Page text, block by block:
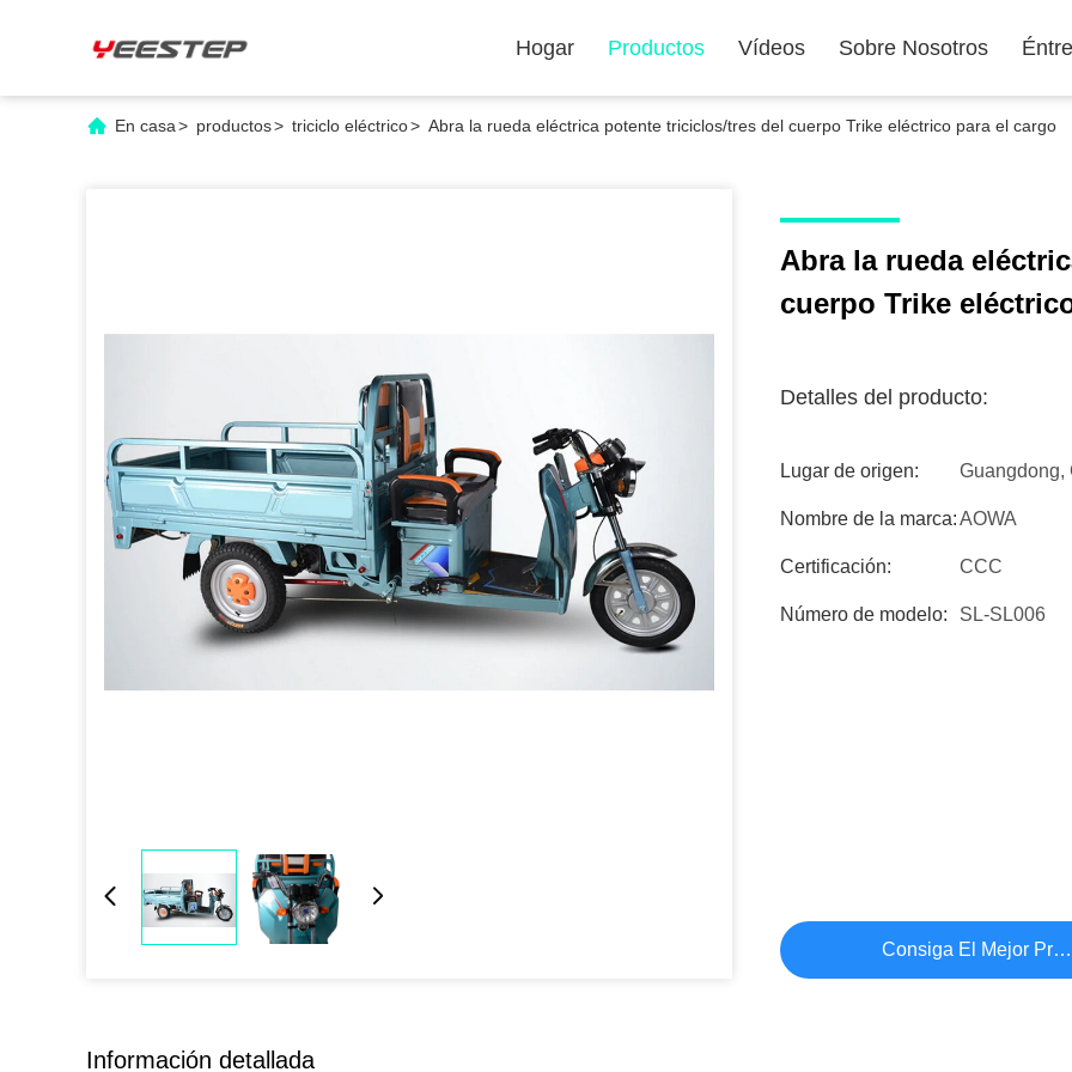
Hogar Productos Vídeos Sobre Nosotros
En casa> productos> triciclo eléctrico> Abra la rueda eléctrica potente triciclos/tres del cuerpo Trike eléctrico para el cargo
Abra la rueda
cuerpo Trike
Detalles del producto:
Lugar de origen: Guangdong,
Nombre de la marca:AOWA
Certificación: CCC
Número de modelo: SL-SL006
Consiga El Mejor
Información detallada